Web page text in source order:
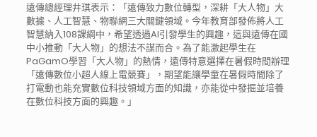
遠傳總經理井琪表示：「遠傳致力數位轉型，深耕「大人物」大
數據、人工智慧、物聯網三大關鍵領域。今年教育部發佈將人工
智慧納入108課綱中，希望透過AI引發學生的興趣，這與遠傳在國
中小推動「大人物」的想法不謀而合。為了能激起學生在
PaGamO學習「大人物」的熱情，遠傳特意選擇在暑假時間辦理
「遠傳數位小超人線上電競賽」，期望能讓學童在暑假時間除了
打電動也能充實數位科技領域方面的知識，亦能從中發掘並培養
在數位科技方面的興趣。」